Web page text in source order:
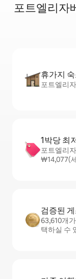
포트엘리자
휴가지
포트엘리
1박당 최
포트엘리
₩14,077(
검증된
63,610개
택하실 수